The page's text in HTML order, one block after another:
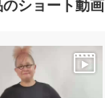
のショート動画